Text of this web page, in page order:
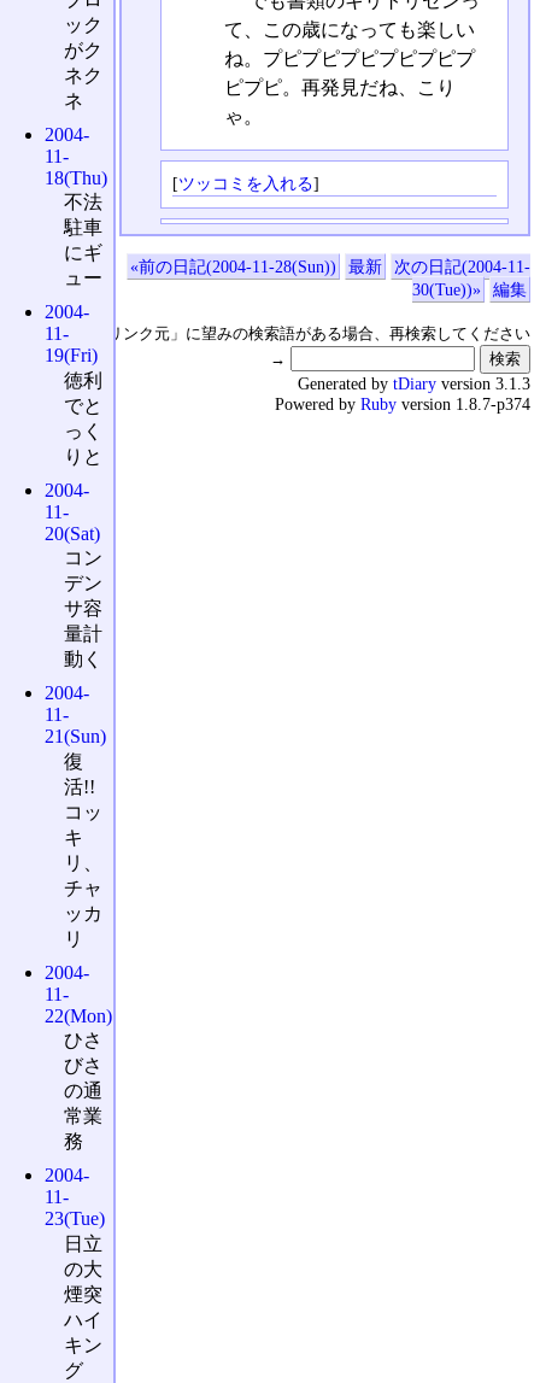
て、この歳になっても楽しい
ね。プピプピプピプピプピプ
ピプピ。再発見だね、こり
ゃ。
[ツッコミを入れる]
«前の日記(2004-11-28(Sun)) 最新
次の日記(2004-11-
30(Tue))»
編集
↑の「本日のリンク元」に望みの検索語がある場合、再検索してください
→
ック
がク
ネク
ネ
2004-
11-
18(Thu)
不法
駐車
にギ
ュー
2004-
11-
19(Fri)
徳利
でと
っく
りと
2004-
11-
20(Sat)
コン
デン
サ容
量計
動く
2004-
11-
21(Sun)
復
活!!
コッ
キ
リ、
チャ
ッカ
リ
2004-
11-
22(Mon)
ひさ
びさ
の通
常業
務
2004-
11-
23(Tue)
日立
の大
煙突
ハイ
キン
グ
Generated by tDiary version 3.1.3
Powered by Ruby version 1.8.7-p374